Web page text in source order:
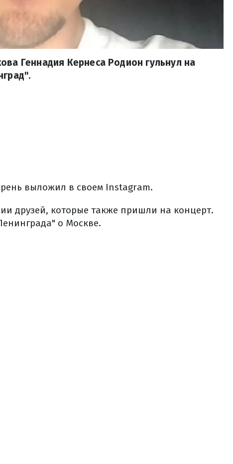
Геннадия Кернеса Родион гульнул на
выложил в своем Instagram.
друзей, которые также пришли на концерт.
о Москве.